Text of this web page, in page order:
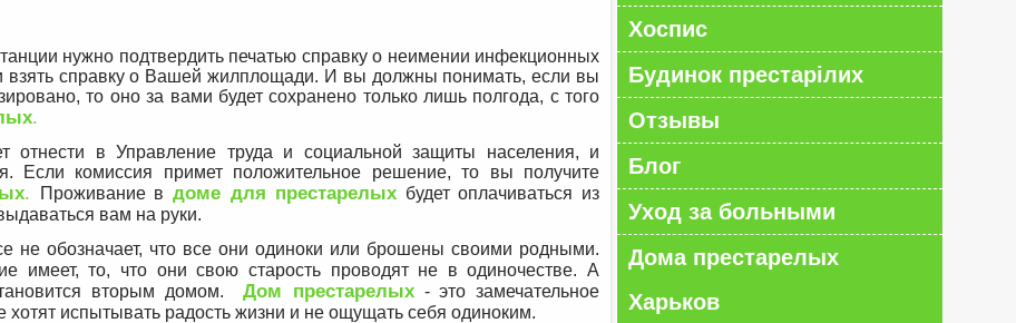
нужно подтвердить печатью справку о неимении инфекционных
взять справку о Вашей жилплощади. И вы должны понимать, если вы
то оно за вами будет сохранено только лишь полгода, с того
.
отнести в Управление труда и социальной защиты населения, и
Если комиссия примет положительное решение, то вы получите
. Проживание в доме для престарелых будет оплачиваться из
вам на руки.
не обозначает, что все они одиноки или брошены своими родными.
имеет, то, что они свою старость проводят не в одиночестве. А
вторым домом.Дом престарелых- это замечательное
испытывать радость жизни и не ощущать себя одиноким.
Хоспис
Будинок престарілих
Отзывы
Блог
Уход за больными
Дома престарелых
Харьков